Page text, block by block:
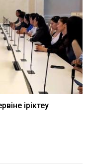
іріктеу